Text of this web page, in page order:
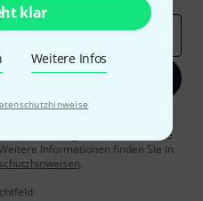
klar
Weitere Infos
Sie dem Erhalt von E-Mail-
Mail-Nutzungsverhaltens zu. Die
Informationen finden Sie in
.